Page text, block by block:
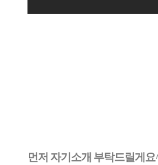
먼저 자기소개 부탁드릴게